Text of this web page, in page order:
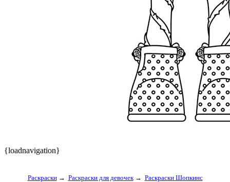
{loadnavigation}
Раскраски→ Раскраски для девочек→ Раскраски Шопкинс